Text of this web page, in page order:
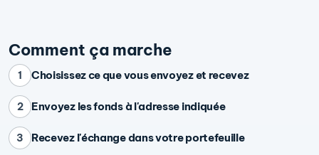
Comment ça marche
1 Choisissez ce que vous envoyez et recevez
2 Envoyez les fonds à l'adresse indiquée
3 Recevez l'échange dans votre portefeuille